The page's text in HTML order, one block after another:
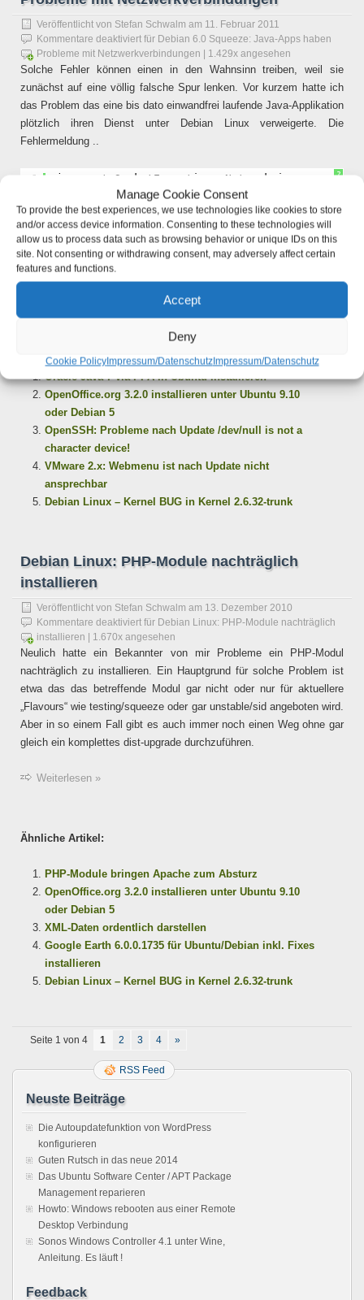
Manage Cookie Consent
To provide the best experiences, we use technologies like cookies to store
and/or access device information. Consenting to these technologies will
allow us to process data such as browsing behavior or unique IDs on this
site. Not consenting or withdrawing consent, may adversely affect certain
features and functions.
Accept
Deny
Cookie PolicyImpressum/DatenschutzImpressum/Datenschutz
Veröffentlicht von Stefan Schwalm am 11. Februar 2011
Kommentare deaktiviert für Debian 6.0 Squeeze: Java-Apps haben
Probleme mit Netzwerkverbindungen | 1.429x angesehen
Solche Fehler können einen in den Wahnsinn treiben, weil sie
zunächst auf eine völlig falsche Spur lenken. Vor kurzem hatte ich
das Problem das eine bis dato einwandfrei laufende Java-Applikation
plötzlich ihren Dienst unter Debian Linux verweigerte. Die
Fehlermeldung ..
?
1 java.net.SocketException: Network is
deutet auf Netzwerkprobleme hin, was aber durch das restliche
System nicht bestätigt werden konnte. Alle anderen System-dienste
arbeiteten normal und waren ohne Probleme erreichbar.
Weiterlesen »
Oracle Java 7 via PPA in Ubuntu installieren
OpenOffice.org 3.2.0 installieren unter Ubuntu 9.10
oder Debian 5
OpenSSH: Probleme nach Update /dev/null is not a
character device!
VMware 2.x: Webmenu ist nach Update nicht
ansprechbar
Debian Linux – Kernel BUG in Kernel 2.6.32-trunk
Debian Linux: PHP-Module nachträglich
installieren
Veröffentlicht von Stefan Schwalm am 13. Dezember 2010
Kommentare deaktiviert für Debian Linux: PHP-Module nachträglich
installieren | 1.670x angesehen
Neulich hatte ein Bekannter von mir Probleme ein PHP-Modul
nachträglich zu installieren. Ein Hauptgrund für solche Problem ist
etwa das das betreffende Modul gar nicht oder nur für aktuellere
„Flavours“ wie testing/squeeze oder gar unstable/sid angeboten wird.
Aber in so einem Fall gibt es auch immer noch einen Weg ohne gar
gleich ein komplettes dist-upgrade durchzuführen.
Weiterlesen »
Ähnliche Artikel:
PHP-Module bringen Apache zum Absturz
OpenOffice.org 3.2.0 installieren unter Ubuntu 9.10
oder Debian 5
XML-Daten ordentlich darstellen
Google Earth 6.0.0.1735 für Ubuntu/Debian inkl. Fixes
installieren
Debian Linux – Kernel BUG in Kernel 2.6.32-trunk
Seite 1 von 4 1 2 3 4 »
RSS Feed
Neuste Beiträge
Die Autoupdatefunktion von WordPress
konfigurieren
Guten Rutsch in das neue 2014
Das Ubuntu Software Center / APT Package
Management reparieren
Howto: Windows rebooten aus einer Remote
Desktop Verbindung
Sonos Windows Controller 4.1 unter Wine,
Anleitung. Es läuft !
Feedback